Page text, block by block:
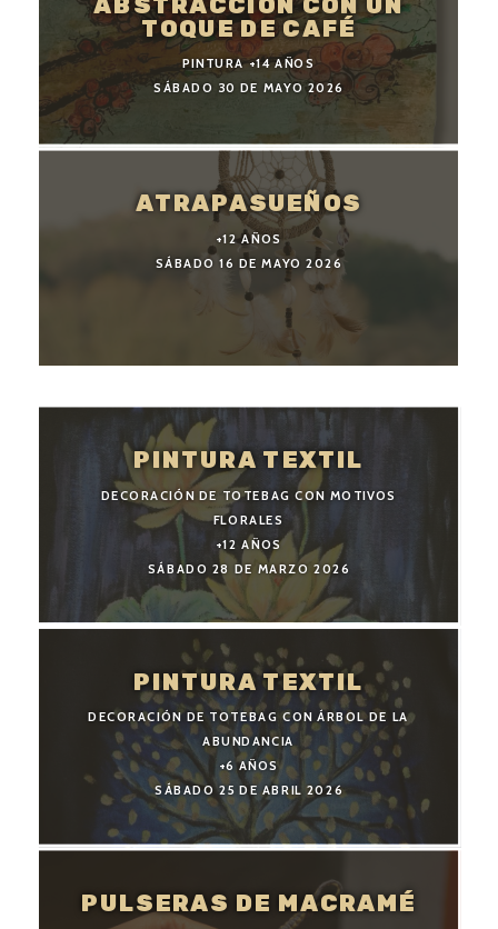
TOQUE DE CAFÉ
PINTURA +14 AÑOS
SÁBADO 30 DE MAYO 2026
ATRAPASUEÑOS
+12 AÑOS
SÁBADO 16 DE MAYO 2026
PINTURA TEXTIL
DECORACIÓN DE TOTEBAG CON MOTIVOS
FLORALES
+12 AÑOS
SÁBADO 28 DE MARZO 2026
PINTURA TEXTIL
DECORACIÓN DE TOTEBAG CON ÁRBOL DE LA
ABUNDANCIA
+6 AÑOS
SÁBADO 25 DE ABRIL 2026
PULSERAS DE MACRAMÉ